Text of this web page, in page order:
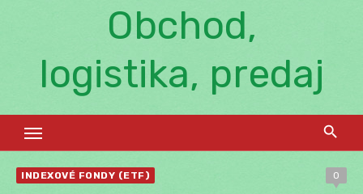
Obchod,
logistika, predaj
INDEXOVÉ FONDY (ETF) 0